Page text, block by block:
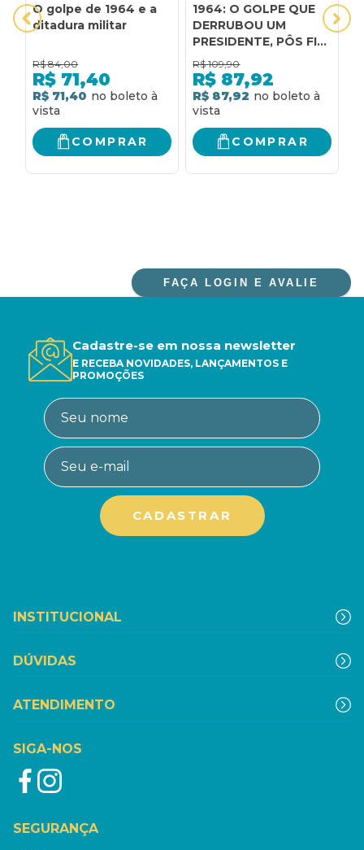
O golpe de 1964 e a
ditadura militar
R$ 84,00
R$ 71,40
R$ 71,40
COMPRAR
1964: O GOLPE QUE
DERRUBOU UM
PRESIDENTE, PÔS FIM
AO REGIME
DEMOCRÁTICO E
INSTITUIU A
DITADURA MILITAR
R$ 109,90
R$ 87,92
R$ 87,92
COMPRAR
FAÇA LOGIN E AVALIE
Cadastre-se em nossa newsletter
E RECEBA NOVIDADES, LANÇAMENTOS E
PROMOÇÕES
INSTITUCIONAL
DÚVIDAS
ATENDIMENTO
SIGA-NOS
SEGURANÇA